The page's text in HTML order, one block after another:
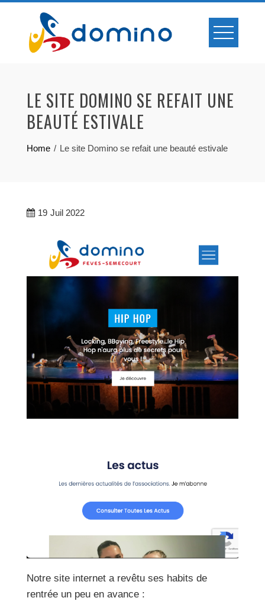
content
LE SITE DOMINO SE REFAIT UNE
BEAUTÉ ESTIVALE
Home Le site Domino se refait une beauté estivale
19 Juil 2022
Notre site internet a revêtu ses habits de
rentrée un peu en avance :